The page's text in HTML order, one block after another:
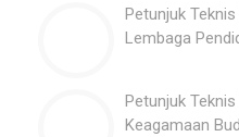
Petunjuk
Lembaga
Petunjuk
Keagamaan